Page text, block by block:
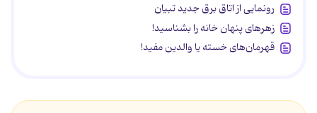
رونمایی از اتاق برق جدید تبیان
زهرهای پنهان خانه را بشناسید!
قهرمان‌های خسته یا والدین مفید!